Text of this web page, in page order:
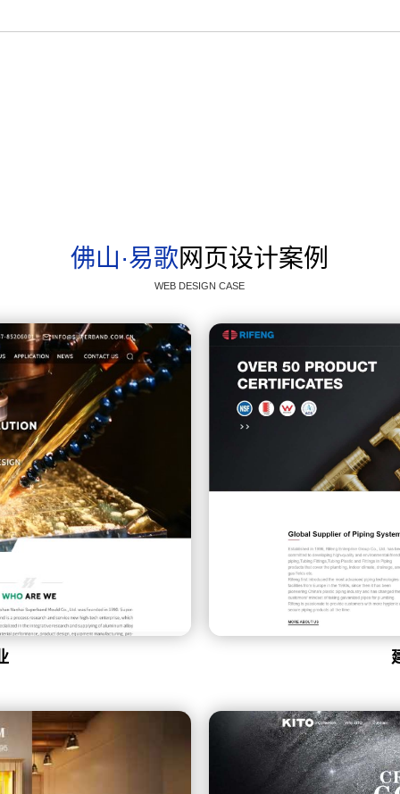
行业案例 | 这样优化Google广告，询盘轻松翻倍！
行业：Google Ads 三步精准开发海外市场
行业:如何在销售低谷期重整旗鼓，一招打响海外知名度
佛山·易歌网页设计案例
WEB DESIGN CASE